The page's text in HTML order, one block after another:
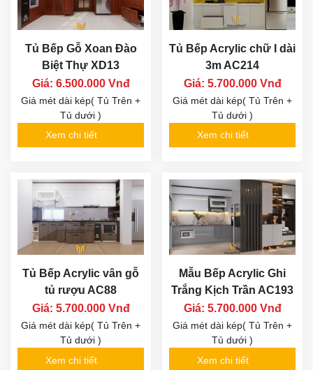
Tủ Bếp Gỗ Xoan Đào
Biệt Thự XD13
Giá: 6.500.000 Vnđ
Giá mét dài kép( Tủ Trên +
Tủ dưới )
Xem chi tiết
Tủ Bếp Acrylic chữ I dài
3m AC214
Giá: 5.700.000 Vnđ
Giá mét dài kép( Tủ Trên +
Tủ dưới )
Xem chi tiết
Tủ Bếp Acrylic vân gỗ
tủ rượu AC88
Giá: 5.700.000 Vnđ
Giá mét dài kép( Tủ Trên +
Tủ dưới )
Xem chi tiết
Mẫu Bếp Acrylic Ghi
Trắng Kịch Trần AC193
Giá: 5.700.000 Vnđ
Giá mét dài kép( Tủ Trên +
Tủ dưới )
Xem chi tiết